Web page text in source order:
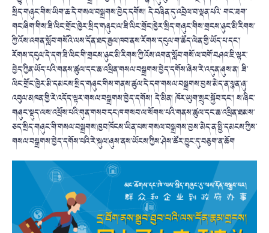
སྲིད་གཞུང་གིས་ཡིག་ཆ་དེ་གསལ་བསྒྲགས་བྱེད་དགོས། དེ་བཞིན་དུ་འབྲེལ་བ་ལྡན་པའི་ གང་ཟག་
གང་ཞིག་གིས་ཟི་ལིང་གྲོང་ཁྱེར་སྲིད་གཞུང་ལ་ཟི་ལིང་གྲོང་ཁྱེར་སྲིད་གཞུང་གིས་གྲངས་ཉུང་མི་རིགས་
ཀྱི་འོས་འགན་སློབ་གསོའི་ལས་དོན་ཐད་རྒྱལ་ཁབ་ནས་རོགས་དངུལ་ག་ཚོད་ལེན་གྱི་ཡོད་པ་དང་།
རོགས་དངུལ་དེ་དག་ཟི་ལིང་གི་གྲངས་ཉུང་མི་རིགས་ཀྱི་འོས་འགན་སློབ་གསོ་ལ་བགོ་བཤའ་ཇི་ལྟར་
བྱེད་ཀྱིན་ཡོད་པའི་གནས་ཚུལ་དང་ཆ་འཕྲིན་གསལ་བསྒྲགས་བྱེད་དགོས་ཞེས་རེ་འདུན་ཞུས་ན། ཟི་
ལིང་གྲོང་ཁྱེར་མི་དམངས་སྲིད་གཞུང་གིས་གནས་ཚུལ་དེ་དག་གསལ་བསྒྲགས་བྱས་མེད་ན་སྙན་ཞུ་
འབུལ་མཁན་གྱི་རེ་འདོད་ལྟར་གསལ་བསྒྲགས་བྱེད་དགོས། དེ་མིན། ཁོར་ཡུག་སྲུང་སྐྱོབ་དང་། ས་ཞིང་
གཞུང་སྡུད་ལས་འཕྲོས་པའི་གུན་གསབ་དང་ཁ་གསབ་ལ་སོགས་པའི་གནས་ཚུལ་དང་ཆ་འཕྲིན་ཐམས་
ཅད་སྲིད་གཞུང་གི་གསལ་བསྒྲགས་ཁྱབ་ཁོངས་ཡིན་པས་གསལ་བསྒྲགས་བྱས་མེད་ན་སྤྱི་དམངས་ཀྱིས་
གསལ་བསྒྲགས་བྱེད་དགོས་པའི་རེ་སྐུལ་ཞུས་ནས་ཡོངས་ཀྱིས་ཤེས་ཚོར་བྱུང་དུ་བཅུག་ན་ཆོག